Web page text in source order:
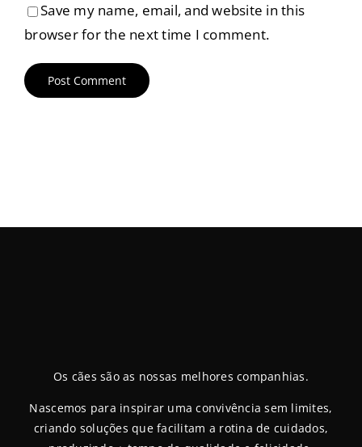
Save my name, email, and website in this
browser for the next time I comment.
Os cães são as nossas melhores companhias.
Nascemos para inspirar uma convivência sem limites,
criando soluções que facilitam a rotina de cuidados,